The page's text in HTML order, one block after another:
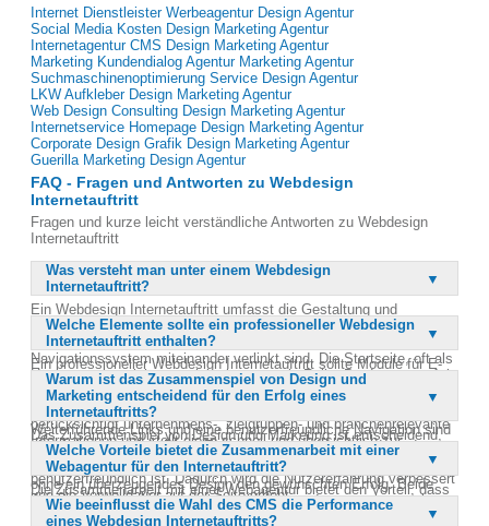
Internet Dienstleister Werbeagentur Design Agentur
Social Media Kosten Design Marketing Agentur
Internetagentur CMS Design Marketing Agentur
Marketing Kundendialog Agentur Marketing Agentur
Suchmaschinenoptimierung Service Design Agentur
LKW Aufkleber Design Marketing Agentur
Web Design Consulting Design Marketing Agentur
Internetservice Homepage Design Marketing Agentur
Corporate Design Grafik Design Marketing Agentur
Guerilla Marketing Design Agentur
FAQ - Fragen und Antworten zu Webdesign
Internetauftritt
Fragen und kurze leicht verständliche Antworten zu Webdesign
Internetauftritt
Was versteht man unter einem Webdesign
Internetauftritt?
Ein Webdesign Internetauftritt umfasst die Gestaltung und
Strukturierung der gesamten Internetpräsenz eines Unternehmens.
Er besteht aus mehreren Webseiten, die durch ein
Navigationssystem miteinander verlinkt sind. Die Startseite, oft als
Homepage bezeichnet, spielt eine zentrale Rolle. Der Internetauftritt
repräsentiert das Unternehmen im Internet und ist Teil eines
integrierten Marketing- und Werbekonzepts. Ein gutes Webdesign
berücksichtigt unternehmens-, zielgruppen- und branchenrelevante
Informationen und stellt diese schnell und übersichtlich zur
Verfügung.
Welche Elemente sollte ein professioneller Webdesign
Internetauftritt enthalten?
Ein professioneller Webdesign Internetauftritt sollte Module für E-
Commerce, Onlineshop-Lösungen, Diskussionsforen, Communities
und Blogs enthalten. Auch Onlinechat und Kontaktmöglichkeiten
sind wichtig, um die Interaktion mit den Nutzern zu fördern.
Weiterführende Links und eine benutzerfreundliche Navigation sind
ebenfalls essenziell. Diese Elemente tragen dazu bei, dass der
Internetauftritt nicht nur informativ, sondern auch interaktiv und
benutzerfreundlich ist. Dadurch wird die Nutzererfahrung verbessert
und die Verweildauer auf der Seite erhöht.
Warum ist das Zusammenspiel von Design und
Marketing entscheidend für den Erfolg eines
Internetauftritts?
Das Zusammenspiel von Design und Marketing ist entscheidend,
weil ein ansprechendes Design allein nicht ausreicht, um den
Umsatz zu steigern. Genauso wenig bringt das beste Marketing
ohne ein überzeugendes Design den gewünschten Erfolg. Beide
Aspekte müssen harmonisch kombiniert werden, um eine starke
Markenpräsenz zu schaffen. Gute Agenturen verstehen es, Design
Welche Vorteile bietet die Zusammenarbeit mit einer
Webagentur für den Internetauftritt?
Die Zusammenarbeit mit einer Webagentur bietet den Vorteil, dass
Experten mit umfangreichem Know-how den Internetauftritt
gestalten und optimieren. Agenturen haben ein breites
Wie beeinflusst die Wahl des CMS die Performance
eines Webdesign Internetauftritts?